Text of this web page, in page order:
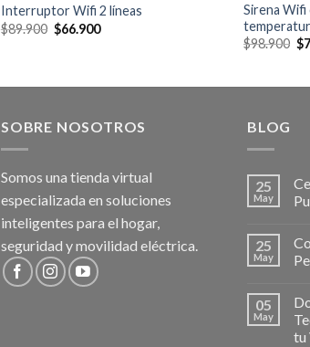
Interruptor Wifi 2 líneas
$89.900 Original
price
$66.900Current
Sirena
$98.900 $
SOBRE NOSOTROS
Somos una tienda virtual
especializada en soluciones
inteligentes para el hogar,
seguridad y movilidad eléctrica.
BLOG
25
May
25
May
05
May
tu